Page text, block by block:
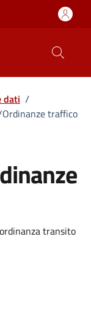
dati /
traffico
transito